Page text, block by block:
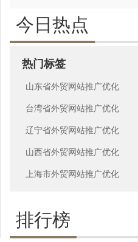
今日热点
热门标签
山东省外贸网站推广优化
台湾省外贸网站推广优化
辽宁省外贸网站推广优化
山西省外贸网站推广优化
上海市外贸网站推广优化
排行榜